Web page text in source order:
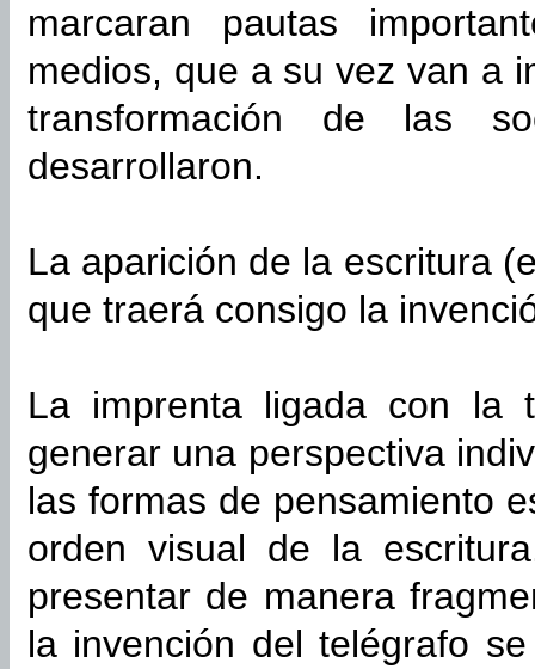
marcaran pautas
medios, que a su vez van a
transformación de las
desarrollaron.
La aparición de la escritura
que traerá consigo la
La imprenta ligada con la
generar una perspectiva
las formas de pensamiento
orden visual de la
presentar de manera
la invención del telégrafo